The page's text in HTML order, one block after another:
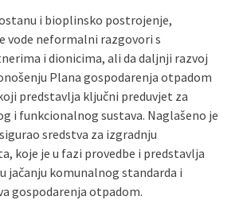
i bioplinsko postrojenje,
vode neformalni razgovori s
i dionicima, ali da daljnji razvoj
Plana gospodarenja otpadom
predstavlja ključni preduvjet za
i funkcionalnog sustava. Naglašeno je
sredstva za izgradnju
koje je u fazi provedbe i predstavlja
jačanju komunalnog standarda i
gospodarenja otpadom.